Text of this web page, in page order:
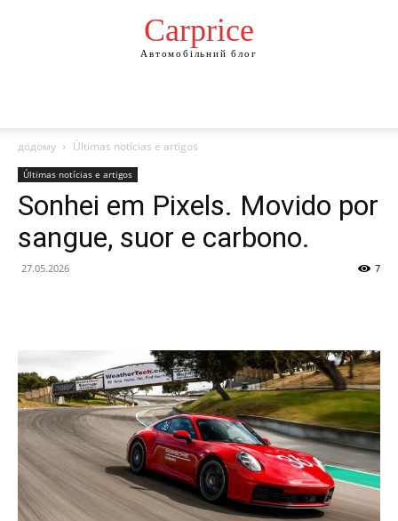
Сarprice
Автомобільний блог
додому Últimas notícias e artigos
Últimas notícias e artigos
Sonhei em Pixels. Movido por
sangue, suor e carbono.
27.05.2026 7